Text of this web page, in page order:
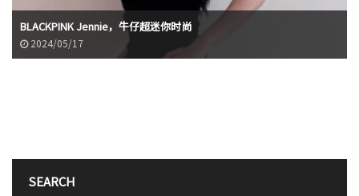
BLACKPINK Jennie，牛仔超迷你时尚
2024/05/17
SEARCH